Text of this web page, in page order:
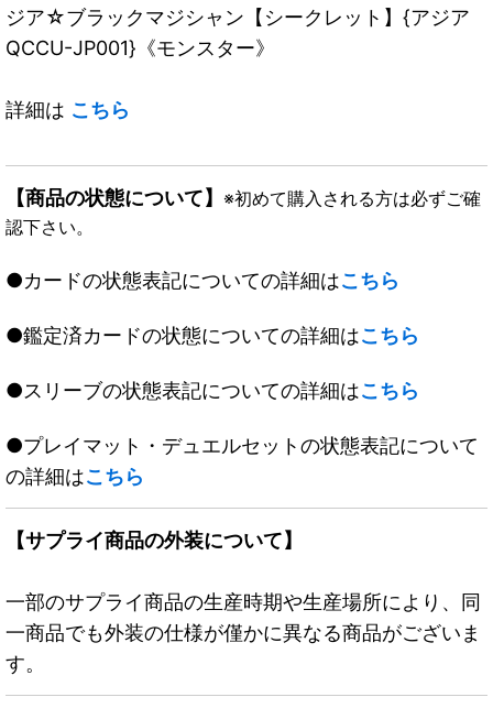
ジア☆ブラックマジシャン【シークレット】{アジア
QCCU-JP001}《モンスター》
詳細は こちら
【商品の状態について】 ※初めて購入される方は必ずご確
認下さい。
●カードの状態表記についての詳細はこちら
●鑑定済カードの状態についての詳細はこちら
●スリーブの状態表記についての詳細はこちら
●プレイマット・デュエルセットの状態表記について
の詳細はこちら
【サプライ商品の外装について】
一部のサプライ商品の生産時期や生産場所により、同
一商品でも外装の仕様が僅かに異なる商品がございま
す。